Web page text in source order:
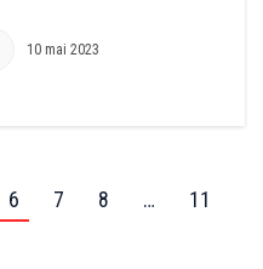
10 mai 2023
6 7 8 …
11